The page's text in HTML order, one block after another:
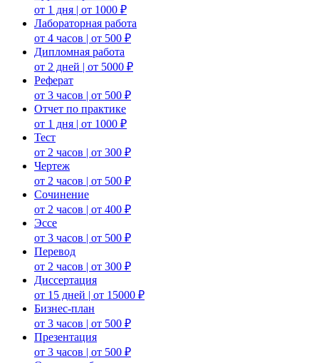
от 1 дня | от 1000 ₽
Лабораторная работа
от 4 часов | от 500 ₽
Дипломная работа
от 2 дней | от 5000 ₽
Реферат
от 3 часов | от 500 ₽
Отчет по практике
от 1 дня | от 1000 ₽
Тест
от 2 часов | от 300 ₽
Чертеж
от 2 часов | от 500 ₽
Сочинение
от 2 часов | от 400 ₽
Эссе
от 3 часов | от 500 ₽
Перевод
от 2 часов | от 300 ₽
Диссертация
от 15 дней | от 15000 ₽
Бизнес-план
от 3 часов | от 500 ₽
Презентация
от 3 часов | от 500 ₽